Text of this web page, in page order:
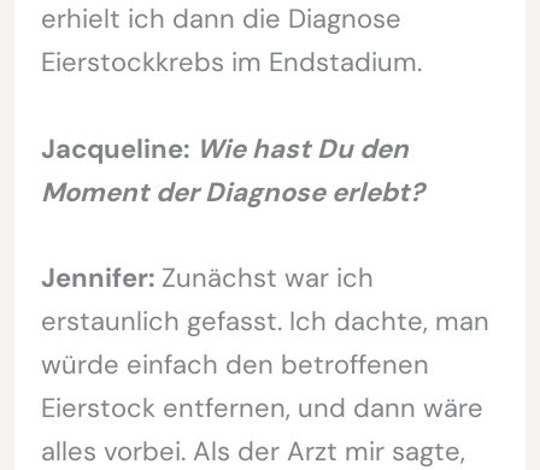
erhielt ich dann die Diagnose
Eierstockkrebs im Endstadium.
Jacqueline: Wie hast Du den
Moment der Diagnose erlebt?
Jennifer: Zunächst war ich
erstaunlich gefasst. Ich dachte, man
würde einfach den betroffenen
Eierstock entfernen, und dann wäre
alles vorbei. Als der Arzt mir sagte,